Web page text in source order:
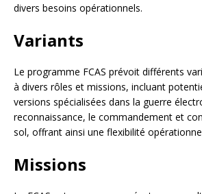
divers besoins opérationnels.
Variants
Le programme FCAS prévoit différents
à divers rôles et missions, incluant
versions spécialisées dans la guerre
reconnaissance, le commandement et
sol, offrant ainsi une flexibilité
Missions